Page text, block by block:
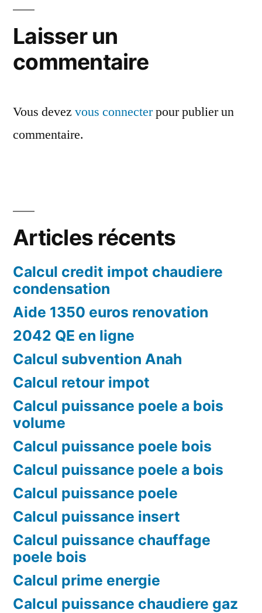
Laisser un
commentaire
Vous devez vous connecterpour publier un
commentaire.
Articles récents
Calcul credit impot chaudiere
condensation
Aide 1350 euros renovation
2042 QE en ligne
Calcul subvention Anah
Calcul retour impot
Calcul puissance poele a bois
volume
Calcul puissance poele bois
Calcul puissance poele a bois
Calcul puissance poele
Calcul puissance insert
Calcul puissance chauffage
poele bois
Calcul prime energie
Calcul puissance chaudiere gaz